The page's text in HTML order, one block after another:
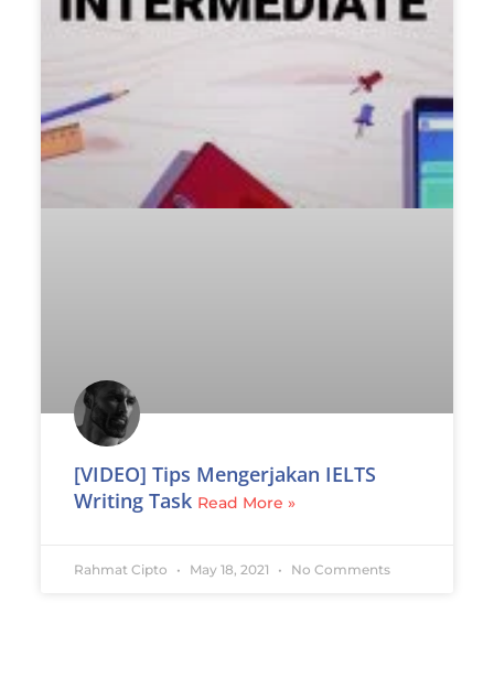
[VIDEO] Tips Mengerjakan IELTS
Writing Task Read More »
Rahmat Cipto May 18, 2021 No Comments